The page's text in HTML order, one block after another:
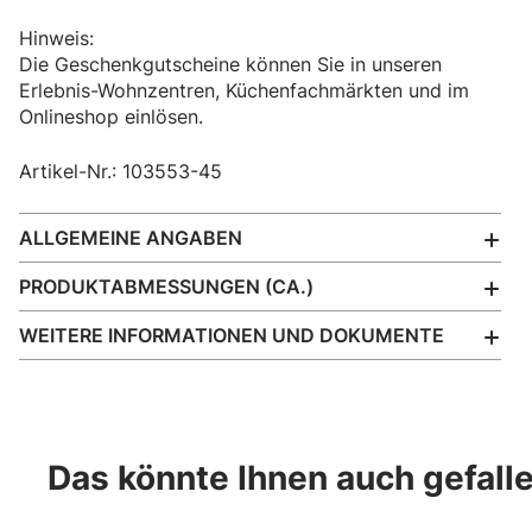
Hinweis:
Die Geschenkgutscheine können Sie in unseren
Erlebnis-Wohnzentren, Küchenfachmärkten und im
Onlineshop einlösen.
Artikel-Nr.: 103553-45
ALLGEMEINE ANGABEN
PRODUKTABMESSUNGEN (CA.)
WEITERE INFORMATIONEN UND DOKUMENTE
Das könnte Ihnen auch